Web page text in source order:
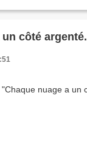
côté argenté.